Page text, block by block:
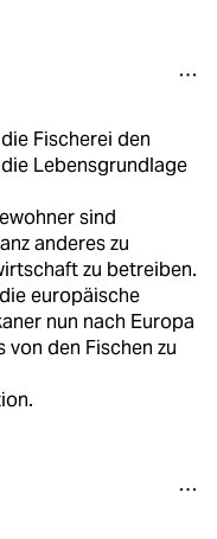
Fischerei den
Lebensgrundlage
sind
anderes zu
zu betreiben.
europäische
nun nach Europa
von den Fischen zu